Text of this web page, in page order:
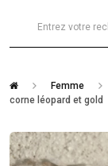
Femme
corne léopard et gold